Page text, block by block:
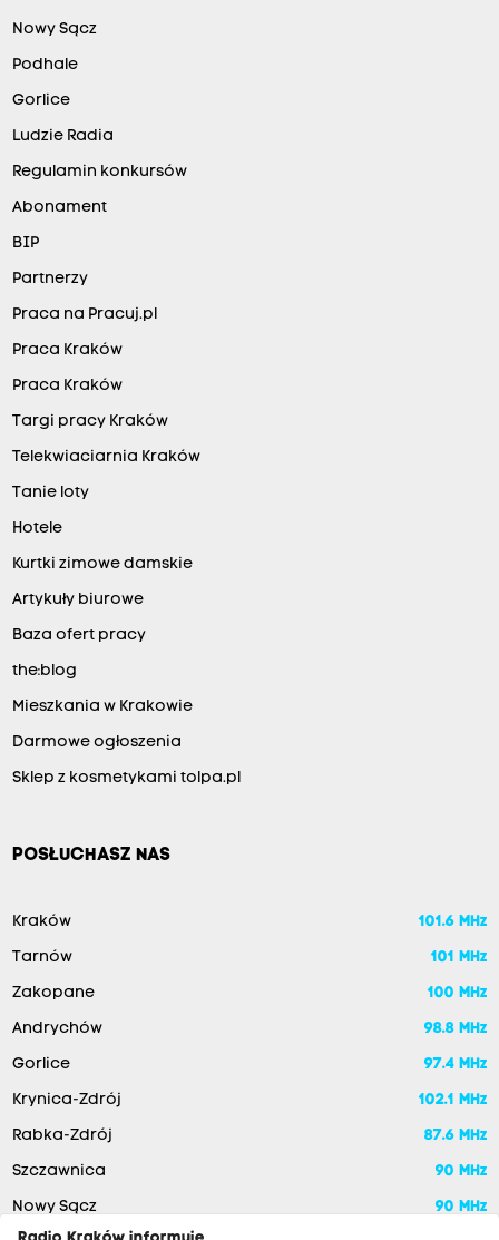
Nowy Sącz
Podhale
Gorlice
Ludzie Radia
Regulamin konkursów
Abonament
BIP
Partnerzy
Praca na Pracuj.pl
Praca Kraków
Praca Kraków
Targi pracy Kraków
Telekwiaciarnia Kraków
Tanie loty
Hotele
Kurtki zimowe damskie
Artykuły biurowe
Baza ofert pracy
the:blog
Mieszkania w Krakowie
Darmowe ogłoszenia
Sklep z kosmetykami tolpa.pl
POSŁUCHASZ NAS
Kraków 101.6 MHz
Tarnów 101 MHz
Zakopane 100 MHz
Andrychów 98.8 MHz
Gorlice 97.4 MHz
Krynica-Zdrój 102.1 MHz
Rabka-Zdrój 87.6 MHz
Szczawnica 90 MHz
Nowy Sącz
90 MHz